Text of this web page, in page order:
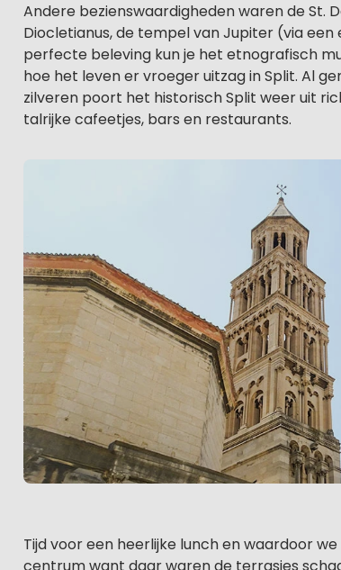
Andere bezienswaardigheden waren de St.
Diocletianus, de tempel van Jupiter (via
perfecte beleving kun je het etnografisch
hoe het leven er vroeger uitzag in Split. Al
zilveren poort het historisch Split weer uit
talrijke cafeetjes, bars en restaurants.
Tijd voor een heerlijke lunch en waardoor